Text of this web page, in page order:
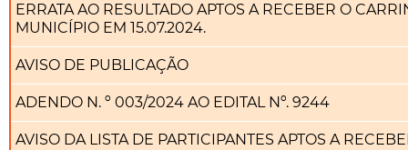
ERRATA AO RESULTADO APTOS A RECEBER O
MUNICÍPIO EM 15.07.2024.
AVISO DE PUBLICAÇÃO
ADENDO N. º 003/2024 AO EDITAL Nº. 9244
AVISO DA LISTA DE PARTICIPANTES APTOS A